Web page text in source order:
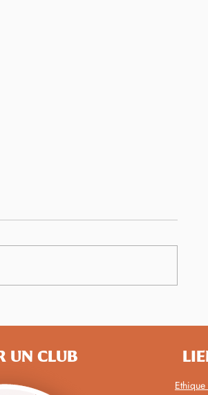
célébrons
UN CLUB